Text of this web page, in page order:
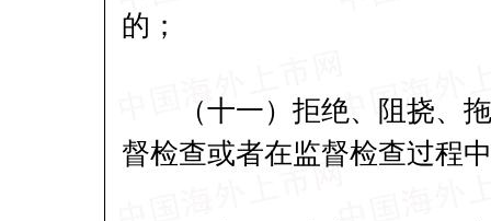
的；
（十一）拒绝、阻挠、拖
督检查或者在监督检查过程